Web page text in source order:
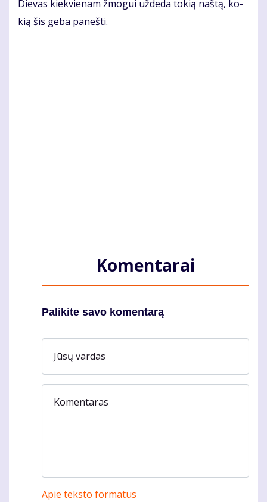
Die­vas kiek­vie­nam žmo­gui už­de­da to­kią naš­tą, ko­
kią šis ge­ba pa­neš­ti.
Komentarai
Palikite savo komentarą
Jūsų vardas
Komentaras
Apie teksto formatus